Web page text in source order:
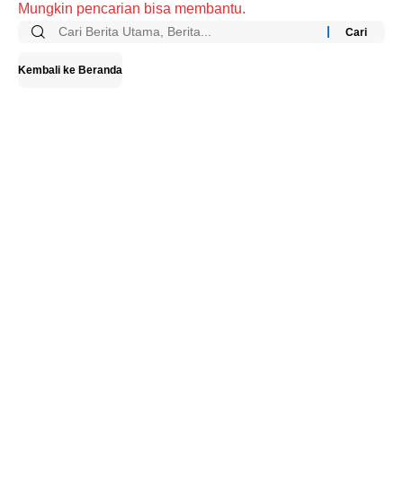
Mungkin pencarian bisa membantu.
Cari:
Kembali ke Beranda